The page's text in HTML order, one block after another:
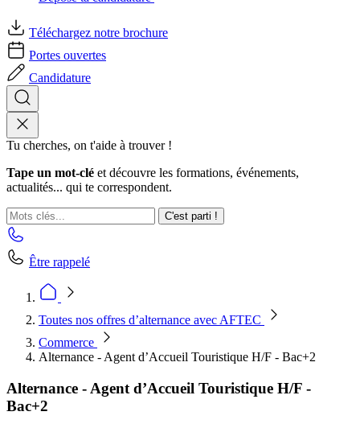
Téléchargez notre brochure
Portes ouvertes
Candidature
Tu cherches, on t'aide à trouver !
Tape un mot-clé et découvre les formations, événements,
actualités... qui te correspondent.
C'est parti !
Être rappelé
Toutes nos offres d’alternance avec AFTEC
Commerce
Alternance - Agent d’Accueil Touristique H/F - Bac+2
Alternance - Agent d’Accueil Touristique H/F -
Bac+2